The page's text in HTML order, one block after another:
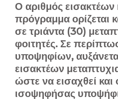
Ο αριθμός εισακτέων
πρόγραμμα ορίζεται
σε τριάντα (30)
φοιτητές. Σε
υποψηφίων,
εισακτέων
ώστε να εισαχθεί και
ισοψηφήσας